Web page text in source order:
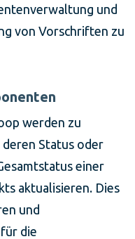
und
von Vorschriften zu
werden zu
Status oder
einer
aktualisieren. Dies
und
die